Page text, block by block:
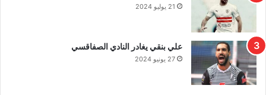
21 يوليو 2024
علي بنقي يغادر النادي الصفاقسي
27 يونيو 2024